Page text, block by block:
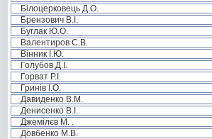
Білоцерковець Д.О.
Брензович В.І.
Буглак Ю.О.
Валентиров С.В.
Вінник І.Ю.
Голубов Д.І.
Горват Р.І.
Гринів І.О.
Давиденко В.М.
Денисенко В.І.
Джемілєв М. .
Довбенко М.В.